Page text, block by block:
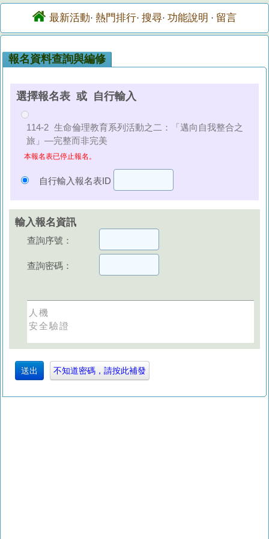
最新活動· 熱門排行· 搜尋· 功能說明 · 留言
報名資料查詢與編修
選擇報名表 或 自行輸入
114-2 生命倫理教育系列活動之二：「邁向自我整合之
旅」—完整而非完美
本報名表已停止報名。
自行輸入報名表ID
輸入報名資訊
查詢序號：
查詢密碼：
人機
安全驗證